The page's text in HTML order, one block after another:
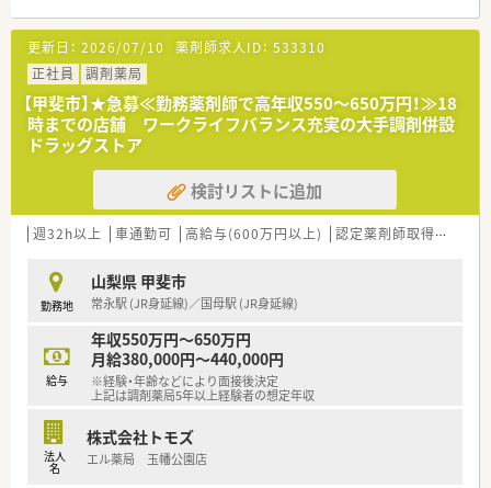
◎かかりつけ薬剤師の在籍店舗割合 86％
＼こんな会社です／
◎大学病院や総合病院の門前薬局を中心に、全都道府県に約600
店舗以上の調剤薬局を展開しています。
◎最先端の知識を学べる環境があります！
高度薬学管理、在宅医療、健康サポートに対する取り組みをして
います。
＼こんな働き方です／
◎年間休日125日の会社です
◎高度薬学管理、在宅医療、健康サポートに力を入れています
＼福利厚生／
◎働きやすさを追求した職場環境と、ライフステージに合わせた
福利厚生を充実させています。
◎ひとり暮らしの方や子育てをしながら働く方など、様々なサポ
ートございます！
◎結婚や出産などのライフステージに変化がある際など、安心し
て働き続けることが可能です。
＼多彩なキャリア／
◎多角的に事業を展開する同社では、薬剤師としての働き方は決
更新日： 2026/07/10 薬剤師求人ID： 533310
正社員
調剤薬局
【甲斐市】★急募≪勤務薬剤師で高年収550～650万円！≫18
時までの店舗 ワークライフバランス充実の大手調剤併設
ドラッグストア
検討リストに追加
週32h以上 車通勤可 高給与(600万円以上) 認定薬剤師取得支援あり
勤務地
山梨県 甲斐市
常永駅 (JR身延線)／国母駅 (JR身延線)
給与
年収550万円～650万円
月給380,000円～440,000円
※経験・年齢などにより面接後決定
上記は調剤薬局5年以上経験者の想定年収
法人
名
株式会社トモズ
エル薬局 玉幡公園店